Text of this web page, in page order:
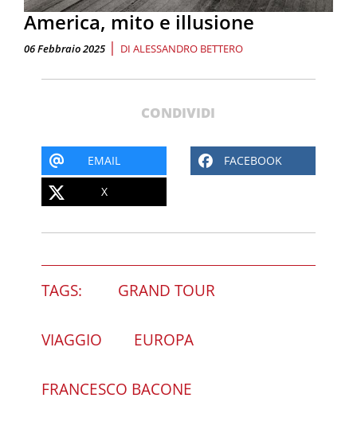
America, mito e illusione
06 Febbraio 2025 | DI ALESSANDRO BETTERO
CONDIVIDI
EMAIL FACEBOOK
X
TAGS: GRAND TOUR
VIAGGIO EUROPA
FRANCESCO BACONE